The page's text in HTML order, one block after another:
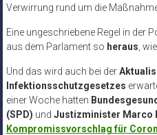
Verwirrung rund um die
Eine ungeschriebene Regel in der
aus dem Parlament so heraus ,
Und das wird auch bei der
Infektionsschutzgesetzes
einer Woche hatten
(SPD) und Justizminister Marco
Kompromissvorschlag für